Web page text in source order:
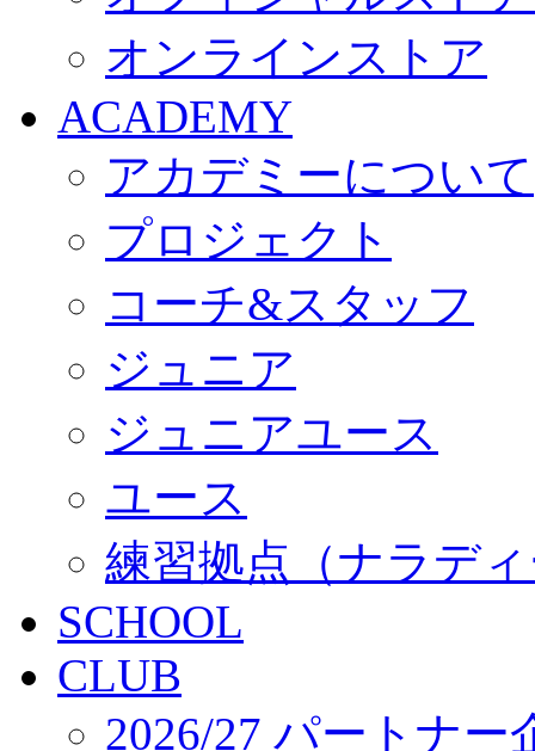
オンラインストア
ACADEMY
アカデミーについて
プロジェクト
コーチ&スタッフ
ジュニア
ジュニアユース
ユース
練習拠点（ナラデ
SCHOOL
CLUB
2026/27 パートナー